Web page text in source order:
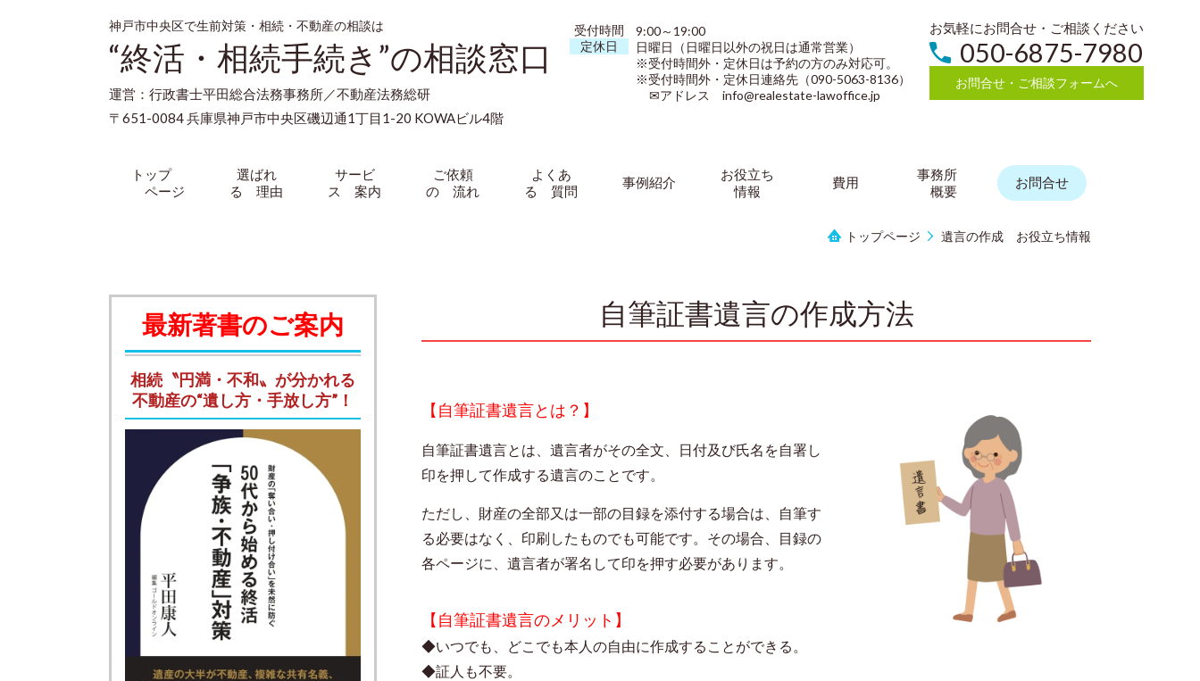
神戸市中央区で生前対策・相続・不動産の相談は
“終活・相続手続き”の相談窓口
運営：行政書士平田総合法務事務所／不動産法務総研
〒651-0084 兵庫県神戸市中央区磯辺通1丁目1-20 KOWAビル4階
受付時間
定休日
9:00～19:00
日曜日（日曜日以外の祝日は通常営業）
※受付時間外・定休日は予約の方のみ対応可。
※受付時間外・定休日連絡先（090-5063-8136）
✉アドレス info@realestate-lawoffice.jp
お気軽にお問合せ・ご相談ください
050-6875-7980
お問合せ・ご相談フォームへ
トップ
ページ
選ばれ
る 理由
サービ
ス 案内
ご依頼
の 流れ
よくあ
る 質問
事例紹介
お役立ち
情報
費用
事務所
概要
お問合せ
トップページ 遺言の作成 お役立ち情報
自筆証書遺言の作成方法
【自筆証書遺言とは？】
自筆証書遺言とは、遺言者がその全文、日付及び氏名を自署し
印を押して作成する遺言のことです。
ただし、財産の全部又は一部の目録を添付する場合は、自筆す
る必要はなく、印刷したものでも可能です。 その場合、目録の
各ページに、遺言者が署名して印を押す必要があります。
【自筆証書遺言のメリット】
◆いつでも、どこでも本人の自由に作成することができる。
◆証人も不要。
最新著書のご案内
相続〝円満・不和〟が分かれる
不動産の“遺し方・手放し方”！